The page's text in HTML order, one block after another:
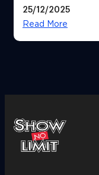
25/12/2025
Read More